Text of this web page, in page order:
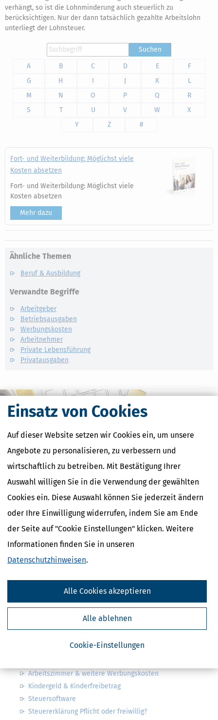
Einsatz von Cookies
Auf dieser Website setzen wir Cookies ein, um unsere
Angebote zu personalisieren, zu verbessern und
wirtschaftlich zu betreiben. Mit Bestätigung Ihrer
Auswahl willigen Sie in die Verwendung der gewählten
Cookies ein. Diese Auswahl können Sie jederzeit ändern
oder Ihre Einwilligung widerrufen, indem Sie am Ende
der Seite auf "Cookie Einstellungen" klicken. Weitere
Informationen finden Sie in unseren
Datenschutzhinweisen.
Cookie-Einstellungen
Alle ablehnen
Alle Cookies akzeptieren
verhängt, so ist die Lohnminderung auch steuerlich zu
berücksichtigen. Nur der dann tatsächlich gezahlte Arbeitslohn
unterliegt der Lohnsteuer.
Suchen
A
B C D E
F
G
H I J K
L
M
N O P Q
R
S
T U V W
X
Y
Z #
Fort- und Weiterbildung: Möglichst viele
Kosten absetzen
Fort- und Weiterbildung: Möglichst viele
Kosten absetzen
Mehr dazu
Ähnliche Themen
Beruf & Ausbildung
Verwandte Begriffe
Arbeitgeber
Betriebsausgaben
Werbungskosten
Arbeitnehmer
Private Lebensführung
Privatausgaben
Kostenlose Steuertipps & News
Geldtipps
von Steuertipps abonnieren. Die
Datenschutzhinweise
habe ich gelesen.
Meine Einwilligung kann ich jederzeit durch
Steuerwelten
Steuerklassen 1, 2, 3, 4, 5 & 6
Arbeitszimmer & weitere Werbungskosten
Kindergeld & Kinderfreibetrag
Steuersoftware
Steuererklärung Pflicht oder freiwillig?